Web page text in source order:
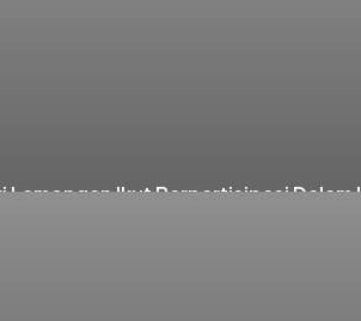
Lamongan Ikut Berpartisipasi